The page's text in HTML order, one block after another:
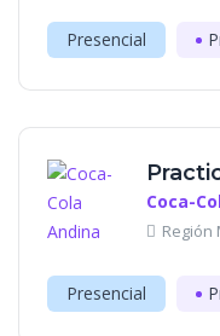
Presencial
Coca-
Región
Presencial